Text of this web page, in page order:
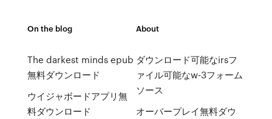
On the blog
The darkest minds epub
無料ダウンロード
ウイジャボードアプリ無
料ダウンロード
About
ダウンロード可能なirsフ
ァイル可能なw-3フォーム
ソース
オーバープレイ無料ダウ